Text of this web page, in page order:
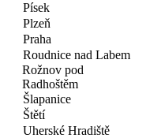
Písek
Plzeň
Praha
Roudnice nad Labem
Rožnov pod
Radhoštěm
Šlapanice
Štětí
Uherské Hradiště